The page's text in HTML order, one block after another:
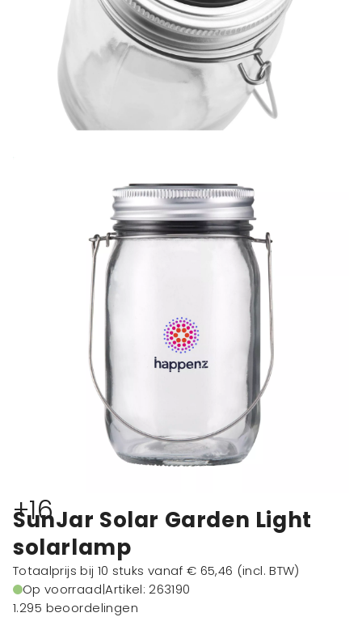
+16
SunJar Solar Garden Light
solarlamp
Totaalprijs bij 10 stuks vanaf € 65,46 (incl. BTW)
Op voorraad|Artikel: 263190
1.295 beoordelingen